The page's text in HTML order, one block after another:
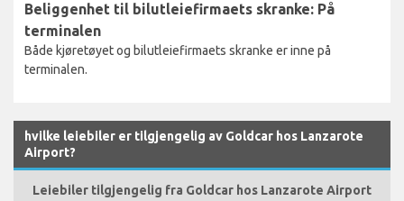
Beliggenhet til bilutleiefirmaets skranke: På
terminalen
Både kjøretøyet og bilutleiefirmaets skranke er inne på
terminalen.
hvilke leiebiler er tilgjengelig av Goldcar hos Lanzarote
Airport?
Leiebiler tilgjengelig fra Goldcar hos Lanzarote Airport